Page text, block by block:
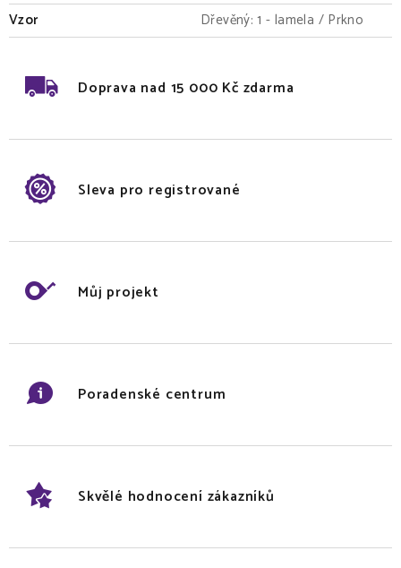
Vzor
Dřevěný: 1 - lamela / Prkno
Doprava nad 15 000 Kč zdarma
Sleva pro registrované
Můj projekt
Poradenské centrum
Skvělé hodnocení zákazníků